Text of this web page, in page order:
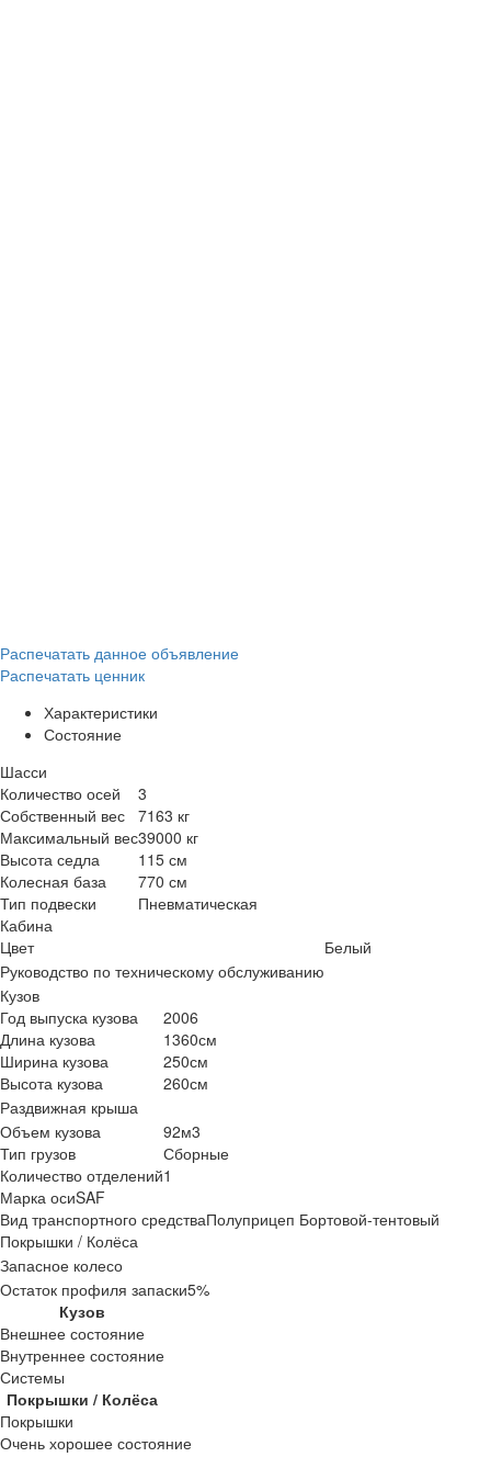
Распечатать данное объявление
Распечатать ценник
Характеристики
Состояние
Шасси
Количество осей
3
Собственный вес 7163 кг
Максимальный вес39000 кг
Высота седла
115 см
Колесная база
770 см
Тип подвески
Пневматическая
Кабина
Цвет
Белый
Руководство по техническому обслуживанию
Кузов
Год выпуска кузова
2006
Длина кузова
1360см
Ширина кузова
250см
Высота кузова
260см
Раздвижная крыша
Объем кузова
92м3
Тип грузов
Сборные
Количество отделений1
Марка осиSAF
Вид транспортного средстваПолуприцеп Бортовой-тентовый
Покрышки / Колёса
Запасное колесо
Остаток профиля запаски5%
Кузов
Внешнее состояние
Внутреннее состояние
Системы
Покрышки / Колёса
Покрышки
Очень хорошее состояние